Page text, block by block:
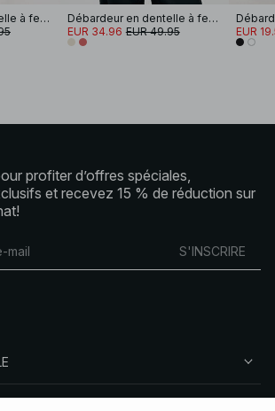
Débardeur en dentelle à fente
Débardeur en dentelle à fente
EUR 34.96 EUR 49.95
EUR
profiter d’offres spéciales,
et recevez 15 % de réduction sur
S'INSCRIRE